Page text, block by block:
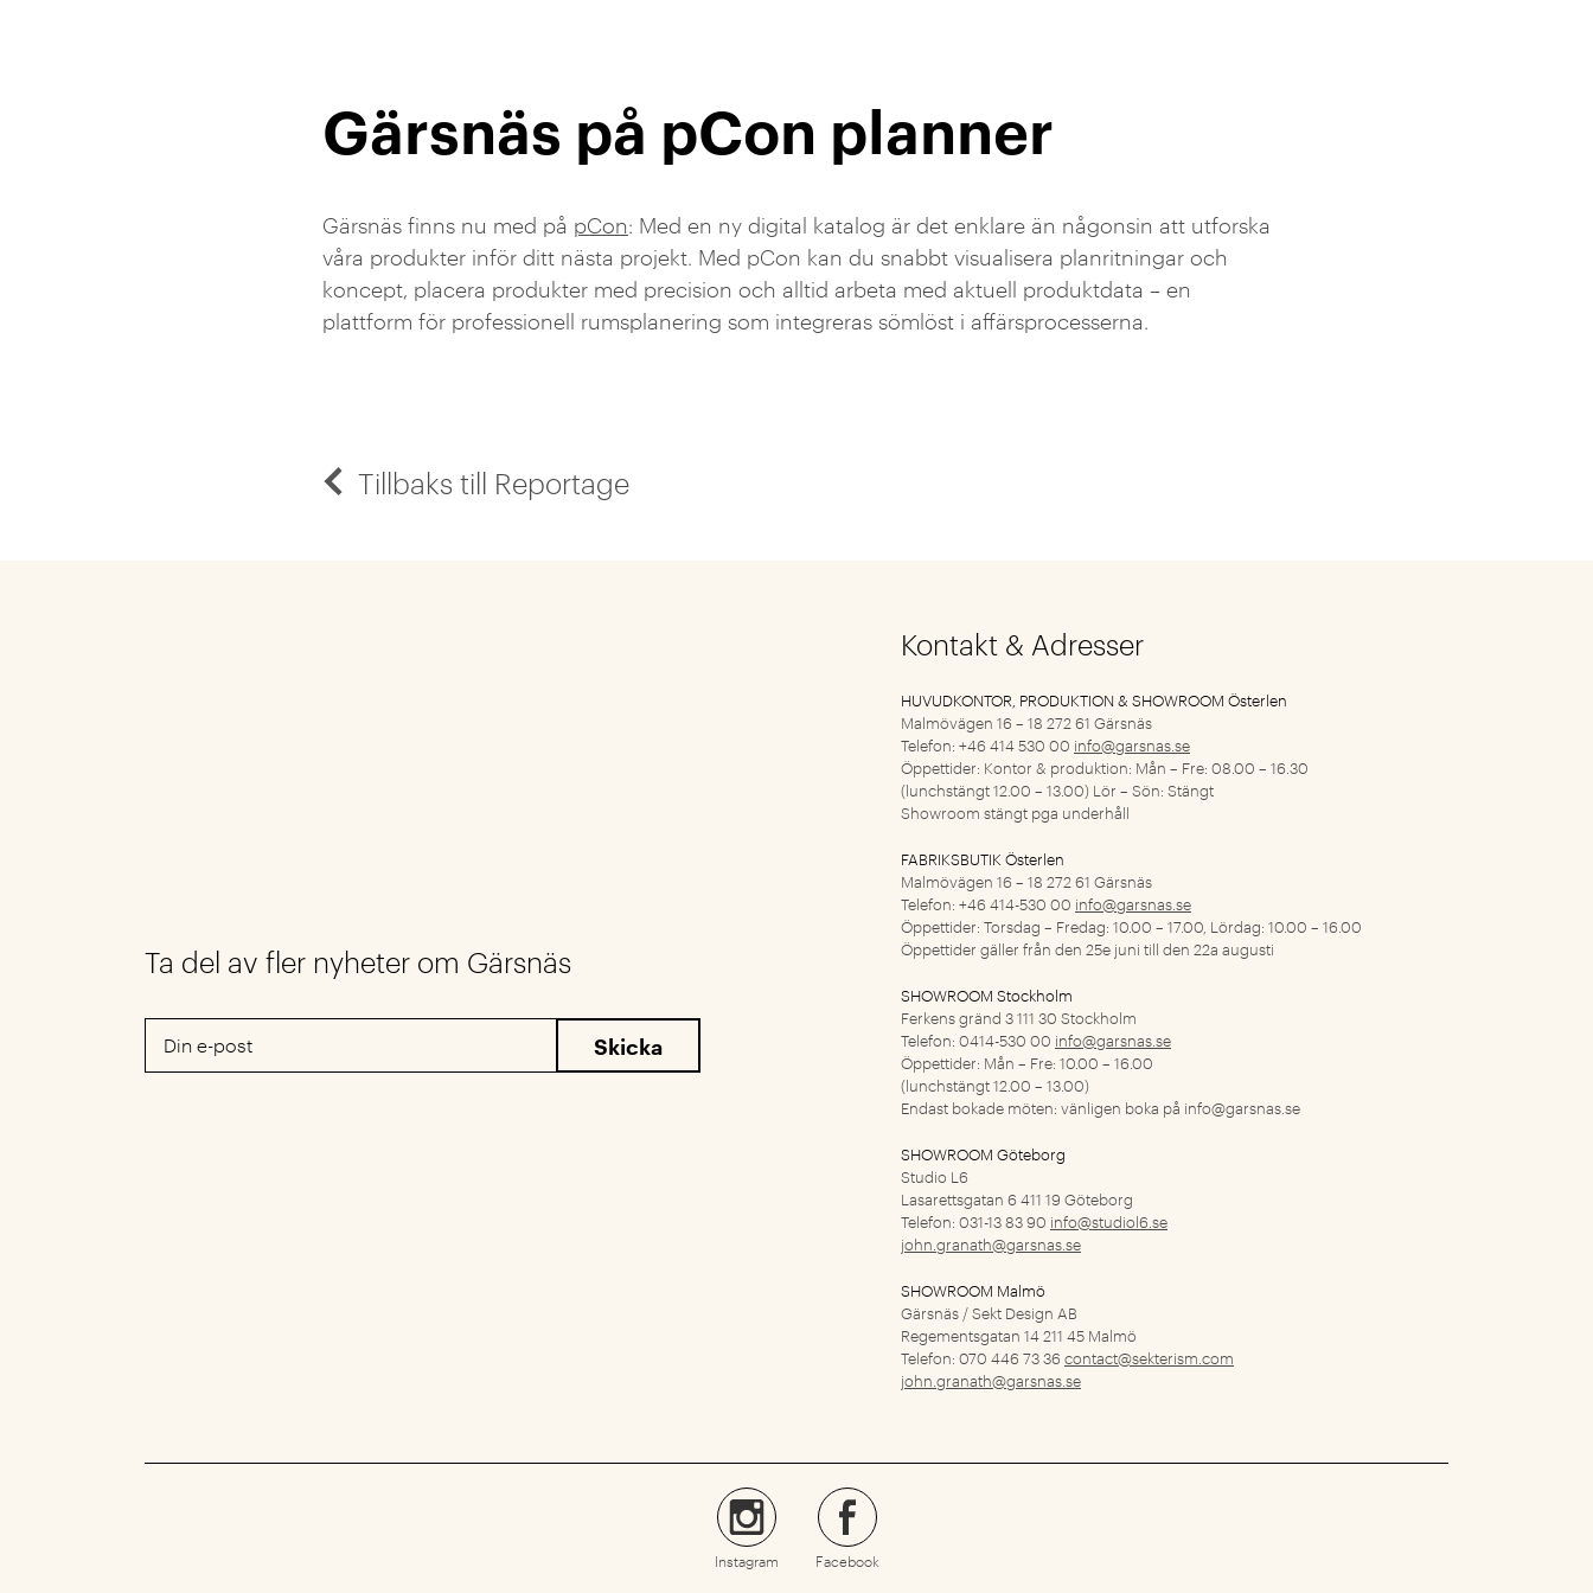
Gärsnäs på pCon planner
Gärsnäs finns nu med på pCon: Med en ny digital katalog är det enklare än någonsin att utforska
våra produkter inför ditt nästa projekt. Med pCon kan du snabbt visualisera planritningar och
koncept, placera produkter med precision och alltid arbeta med aktuell produktdata – en
plattform för professionell rumsplanering som integreras sömlöst i affärsprocesserna.
Tillbaks till Reportage
Ta del av fler nyheter om Gärsnäs
Kontakt & Adresser
HUVUDKONTOR, PRODUKTION & SHOWROOM Österlen
Malmövägen 16 – 18 272 61 Gärsnäs
Telefon: +46 414 530 00 info@garsnas.se
Öppettider: Kontor & produktion: Mån – Fre: 08.00 – 16.30
(lunchstängt 12.00 – 13.00) Lör – Sön: Stängt
Showroom stängt pga underhåll
FABRIKSBUTIK Österlen
Malmövägen 16 – 18 272 61 Gärsnäs
Telefon: +46 414-530 00 info@garsnas.se
Öppettider: Torsdag – Fredag: 10.00 – 17.00, Lördag: 10.00 – 16.00
Öppettider gäller från den 25e juni till den 22a augusti
SHOWROOM Stockholm
Ferkens gränd 3111 30 Stockholm
Telefon: 0414-530 00 info@garsnas.se
Öppettider: Mån – Fre: 10.00 – 16.00
(lunchstängt 12.00 – 13.00)
Endast bokade möten: vänligen boka på info@garsnas.se
SHOWROOM Göteborg
Studio L6
Lasarettsgatan 6 411 19 Göteborg
Telefon: 031-13 83 90 info@studiol6.se
john.granath@garsnas.se
SHOWROOM Malmö
Gärsnäs / Sekt Design AB
Regementsgatan 14211 45 Malmö
Telefon: 070 446 73 36 contact@sekterism.com
john.granath@garsnas.se
Instagram Facebook